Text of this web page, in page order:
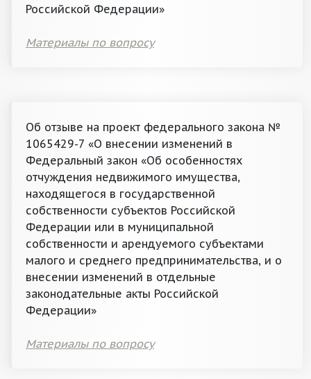
Российской Федерации»
Материалы по вопросу
Об отзыве на проект федерального закона №
1065429-7 «О внесении изменений в
Федеральный закон «Об особенностях
отчуждения недвижимого имущества,
находящегося в государственной
собственности субъектов Российской
Федерации или в муниципальной
собственности и арендуемого субъектами
малого и среднего предпринимательства, и о
внесении изменений в отдельные
законодательные акты Российской
Федерации»
Материалы по вопросу